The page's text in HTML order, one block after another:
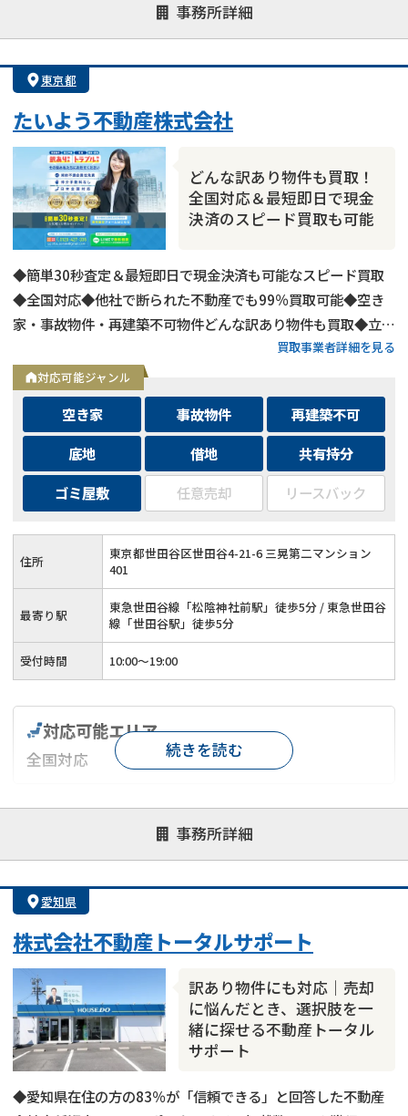
事務所詳細
1億円以上の買取可
東京都
たいよう不動産株式会社
どんな訳あり物件も買取！
全国対応＆最短即日で現金
決済のスピード買取も可能
◆簡単30秒査定＆最短即日で現金決済も可能なスピード買取
◆全国対応◆他社で断られた不動産でも99％買取可能◆空き
家・事故物件・再建築不可物件どんな訳あり物件も買取◆立ち
退き・相続・共有持分など複雑な問題を抱えた不動産もOK
買取事業者詳細を見る
対応可能ジャンル
空き家 事故物件
再建築不可
底地
借地
共有持分
ゴミ屋敷
任意売却 リースバック
住所
東京都世田谷区世田谷4-21-6 三晃第二マンション
401
最寄り駅
東急世田谷線「松陰神社前駅」徒歩5分 / 東急世田谷
線「世田谷駅」徒歩5分
受付時間 10:00〜19:00
事務所詳細
対応可能エリア
全国対応
対応が親身 オンライン面談可能
レスポンスが早い
1億円以上の買取可
続きを読む
愛知県
株式会社不動産トータルサポート
訳あり物件にも対応｜売却
に悩んだとき、選択肢を一
緒に探せる不動産トータル
サポート
◆愛知県在住の方の83％が「信頼できる」と回答した不動産
空き家の売却でお悩みならこちら
《現在営業中》お電話繋がります
0120-543-191